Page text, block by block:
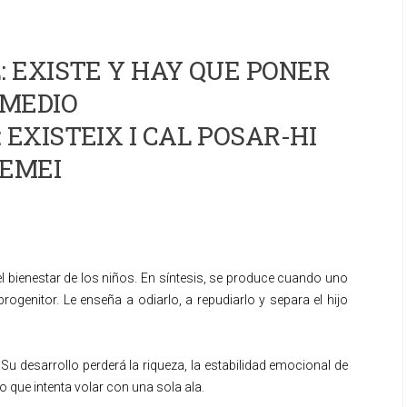
Y HAY QUE PONER
I CAL POSAR-HI
de los niños. En síntesis, se produce cuando uno
Le enseña a odiarlo, a repudiarlo y separa el hijo
desarrollo perderá la riqueza, la estabilidad emocional de
intenta volar con una sola ala.